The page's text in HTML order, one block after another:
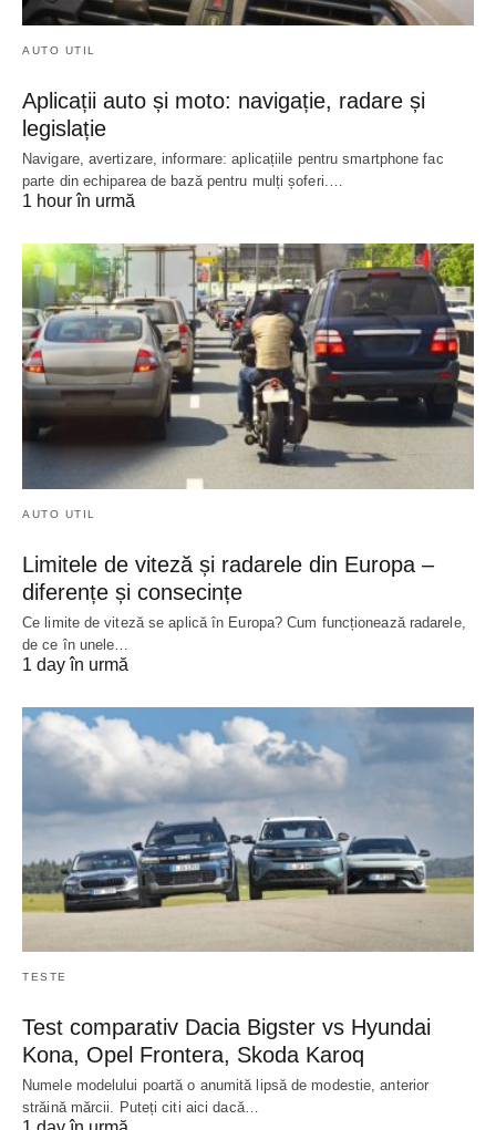
AUTO UTIL
Aplicații auto și moto: navigație, radare și
legislație
Navigare, avertizare, informare: aplicațiile pentru smartphone fac
parte din echiparea de bază pentru mulți șoferi.…
1 hour în urmă
AUTO UTIL
Limitele de viteză și radarele din Europa –
diferențe și consecințe
Ce limite de viteză se aplică în Europa? Cum funcționează radarele,
de ce în unele…
1 day în urmă
TESTE
Test comparativ Dacia Bigster vs Hyundai
Kona, Opel Frontera, Skoda Karoq
Numele modelului poartă o anumită lipsă de modestie, anterior
străină mărcii. Puteți citi aici dacă…